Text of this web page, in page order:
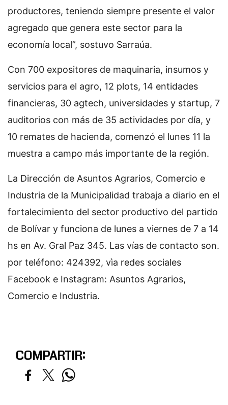
productores, teniendo siempre presente el valor
agregado que genera este sector para la
economía local”, sostuvo Sarraúa.
Con 700 expositores de maquinaria, insumos y
servicios para el agro, 12 plots, 14 entidades
financieras, 30 agtech, universidades y startup, 7
auditorios con más de 35 actividades por día, y
10 remates de hacienda, comenzó el lunes 11 la
muestra a campo más importante de la región.
La Dirección de Asuntos Agrarios, Comercio e
Industria de la Municipalidad trabaja a diario en el
fortalecimiento del sector productivo del partido
de Bolívar y funciona de lunes a viernes de 7 a 14
hs en Av. Gral Paz 345. Las vías de contacto son.
por teléfono: 424392, vìa redes sociales
Facebook e Instagram: Asuntos Agrarios,
Comercio e Industria.
COMPARTIR: